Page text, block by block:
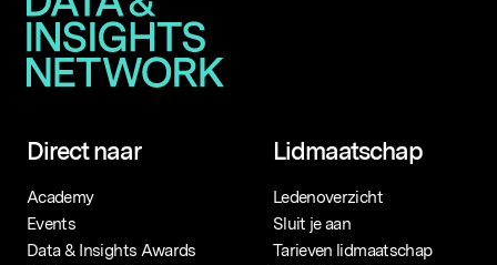
Populaire zoekopdrachten
Direct naar
Academy
Events
Data & Insights Awards
Lidmaatschap
Ledenoverzicht
Sluit je aan
Tarieven lidmaatschap